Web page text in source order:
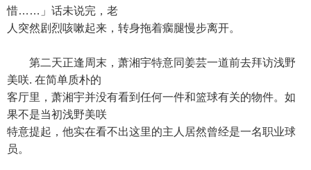
惜……」话未说完，老
人突然剧烈咳嗽起来，转身拖着瘸腿慢步离开。
第二天正逢周末，萧湘宇特意同姜芸一道前去拜访浅野
美咲. 在简单质朴的
客厅里，萧湘宇并没有看到任何一件和篮球有关的物件。如
果不是当初浅野美咲
特意提起，他实在看不出这里的主人居然曾经是一名职业球
员。